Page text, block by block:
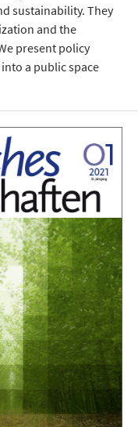
sustainability. They
and the
present policy
a public space